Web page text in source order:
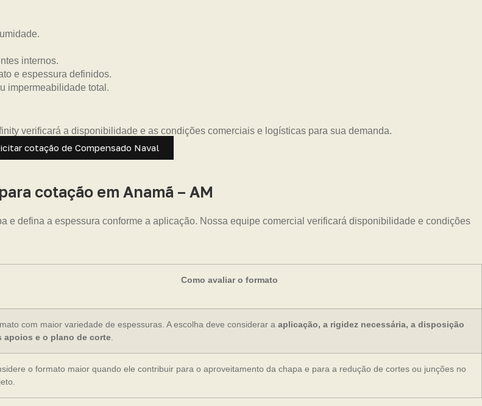
internos.
e espessura definidos.
impermeabilidade total.
verificará a disponibilidade e as condições comerciais e logísticas para sua demanda.
cotação de Compensado Naval
cotação em Anamã – AM
e defina a espessura conforme a aplicação. Nossa equipe comercial verificará disponibilidade e condições
Como avaliar o formato
com maior variedade de espessuras. A escolha deve considerar a aplicação, a rigidez necessária, a disposição
apoios e o plano de corte
o formato maior quando ele contribuir para o aproveitamento da chapa e para a redução de cortes ou junções no